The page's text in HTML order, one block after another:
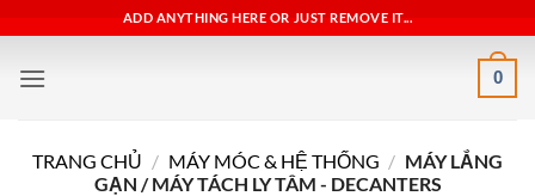
qua
nội
ADD ANYTHING HERE OR JUST REMOVE IT...
0
TRANG CHỦ / MÁY MÓC & HỆ THỐNG / MÁY LẮNG
GẠN / MÁY TÁCH LY TÂM - DECANTERS